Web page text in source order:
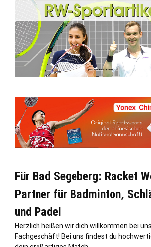
Für Bad Segeberg: Racket
Partner für Badminton,
und Padel
Herzlich heißen wir dich willkommen bei
Fachgeschäft! Bei uns findest du